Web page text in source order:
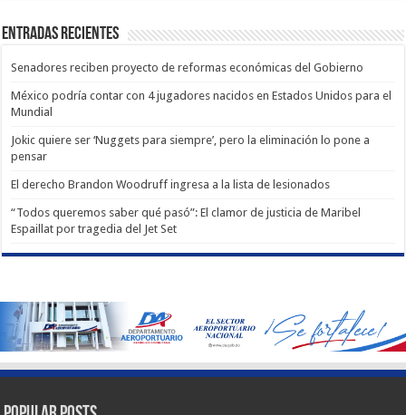
Entradas recientes
Senadores reciben proyecto de reformas económicas del Gobierno
México podría contar con 4 jugadores nacidos en Estados Unidos para el
Mundial
Jokic quiere ser ‘Nuggets para siempre’, pero la eliminación lo pone a
pensar
El derecho Brandon Woodruff ingresa a la lista de lesionados
“Todos queremos saber qué pasó”: El clamor de justicia de Maribel
Espaillat por tragedia del Jet Set